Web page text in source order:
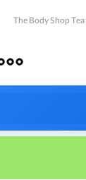
The Body Shop